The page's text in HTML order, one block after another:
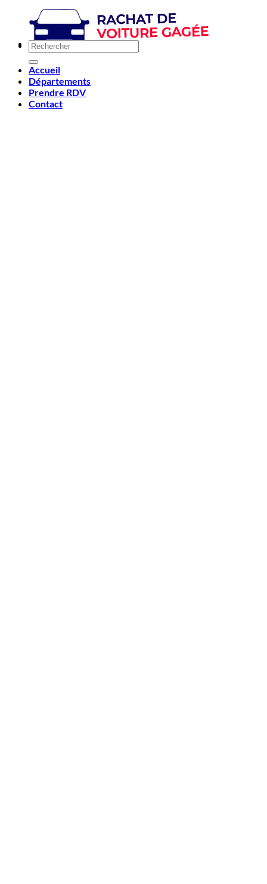
Accueil
Départements
Prendre RDV
Contact